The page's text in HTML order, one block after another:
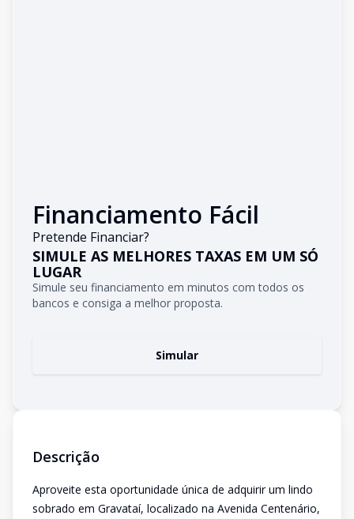
Financiamento Fácil
Pretende Financiar?
SIMULE AS MELHORES TAXAS EM UM SÓ
LUGAR
Simule seu financiamento em minutos com todos os
bancos e consiga a melhor proposta.
Simular
Descrição
Aproveite esta oportunidade única de adquirir um lindo
sobrado em Gravataí, localizado na Avenida Centenário,